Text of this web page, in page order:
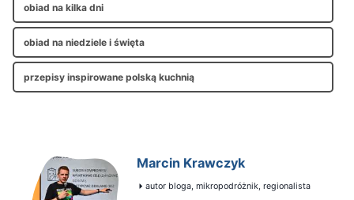
obiad na kilka dni
obiad na niedziele i święta
przepisy inspirowane polską kuchnią
Marcin Krawczyk
autor bloga, mikropodróżnik, regionalista